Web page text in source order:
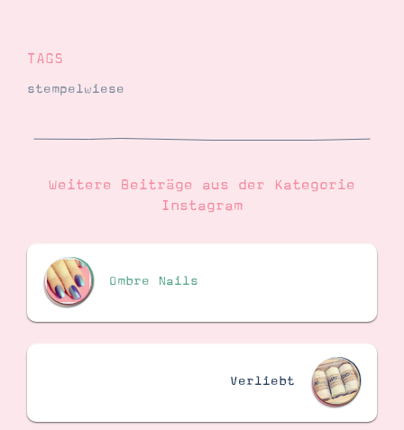
TAGS
stempelwiese
Weitere Beiträge aus der Kategorie
Instagram
Ombre Nails
Verliebt